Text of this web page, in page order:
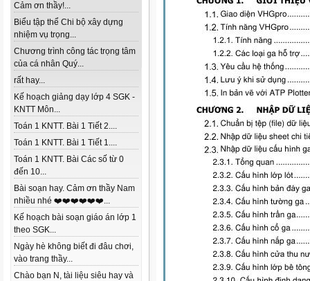
Cảm ơn thầy!...
Biểu tập thể Chi bộ xây dựng
nhiệm vụ trọng...
Chương trình công tác trọng tâm
của cá nhân Quý...
rất hay...
Kế hoạch giảng dạy lớp 4 SGK -
KNTT Môn...
Toán 1 KNTT. Bài 1 Tiết 2....
Toán 1 KNTT. Bài 1 Tiết 1....
Toán 1 KNTT. Bài Các số từ 0
đến 10...
Bài soạn hay. Cảm ơn thầy Nam
nhiều nhé ❤️❤️❤️❤️❤️❤️...
Kế hoạch bài soạn giáo án lớp 1
theo SGK...
Ngày hè không biết đi đâu chơi,
vào trang thầy...
Chào bạn N, tài liệu siêu hay và